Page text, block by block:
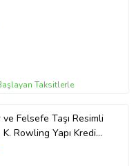
Taksitlerle
Felsefe Taşı Resimli
K. Rowling Yapı Kredi